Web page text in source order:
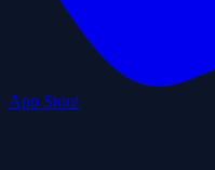
App Store